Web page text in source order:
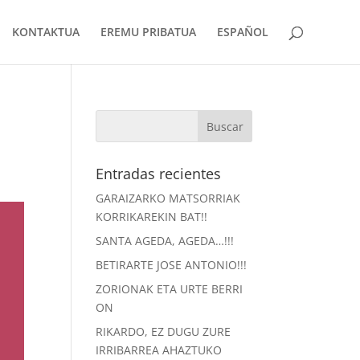
KONTAKTUA EREMU PRIBATUA ESPAÑOL
Entradas recientes
GARAIZARKO MATSORRIAK
KORRIKAREKIN BAT!!
SANTA AGEDA, AGEDA…!!!
BETIRARTE JOSE ANTONIO!!!
ZORIONAK ETA URTE BERRI
ON
RIKARDO, EZ DUGU ZURE
IRRIBARREA AHAZTUKO